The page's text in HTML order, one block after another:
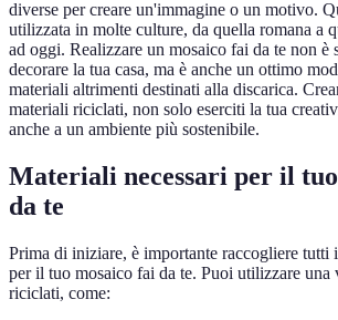
diverse per creare un'immagine o un motivo.
utilizzata in molte culture, da quella romana a
ad oggi. Realizzare un mosaico fai da te non è
decorare la tua casa, ma è anche un ottimo
materiali altrimenti destinati alla discarica.
materiali riciclati, non solo eserciti la tua
anche a un ambiente più sostenibile.
Materiali necessari per il
da te
Prima di iniziare, è importante raccogliere tutti
per il tuo mosaico fai da te. Puoi utilizzare una
riciclati, come: